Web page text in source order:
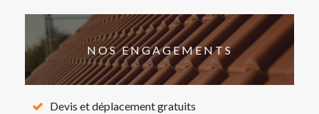
NOS ENGAGEMENTS
Devis et déplacement gratuits